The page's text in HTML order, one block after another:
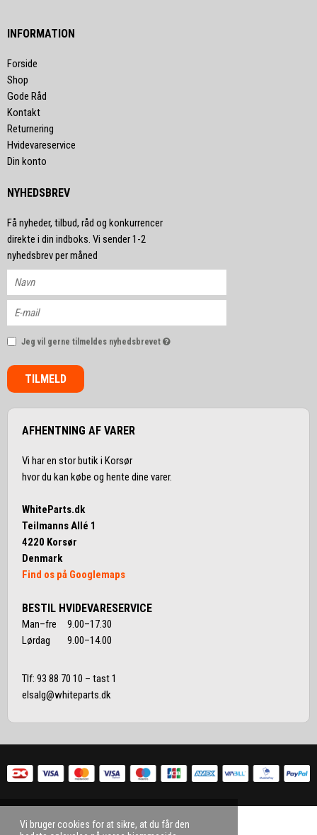
Vi bruger cookies for at sikre, at du får den
INFORMATION
Forside
Shop
Gode Råd
Kontakt
Returnering
Hvidevareservice
Din konto
NYHEDSBREV
Få nyheder, tilbud, råd og konkurrencer
direkte i din indboks. Vi sender 1-2
nyhedsbrev per måned
Jeg vil gerne tilmeldes nyhedsbrevet
TILMELD
AFHENTNING AF VARER
Vi har en stor butik i Korsør
hvor du kan købe og hente dine varer.
WhiteParts.dk
Teilmanns Allé 1
4220 Korsør
Denmark
Find os på Googlemaps
BESTIL HVIDEVARESERVICE
Man–fre 9.00–17.30
Lørdag 9.00–14.00
Tlf: 93 88 70 10 – tast 1
elsalg@whiteparts.dk